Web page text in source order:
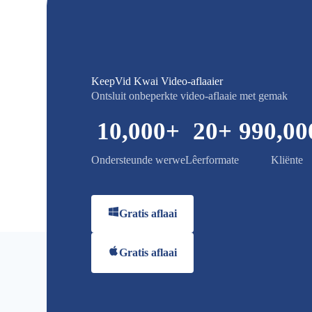
KeepVid Kwai Video-aflaaier
Ontsluit onbeperkte video-aflaaie met gemak
Ondersteunde werwe
10,000+
Lêerformate
20+
Kliënte
Gratis aflaai
Gratis aflaai